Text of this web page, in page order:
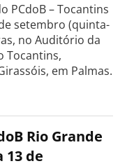
PCdoB – Tocantins
setembro (quinta-
no Auditório da
Tocantins,
em Palmas.
Rio Grande
13 de